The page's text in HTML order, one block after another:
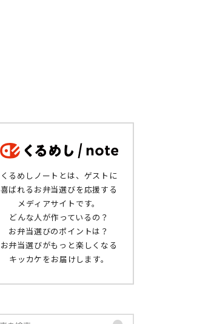
くるめしノートとは、ゲストに
喜ばれるお弁当選びを応援する
メディアサイトです。
どんな人が作っているの？
お弁当選びのポイントは？
お弁当選びがもっと楽しくなる
キッカケをお届けします。